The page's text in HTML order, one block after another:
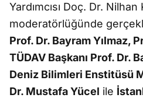
Yardımcısı Doç. Dr. Nilhan
moderatörlüğünde
Prof. Dr. Bayram Yılmaz,
TÜDAV Başkanı Prof. Dr.
Deniz Bilimleri Enstitüsü
Dr. Mustafa Yücel ile